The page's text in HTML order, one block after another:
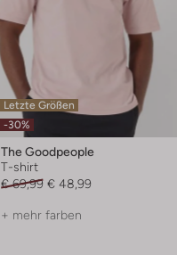
Letzte Größen
-30%
The Goodpeople
T-shirt
€ 69,99 € 48,99
+ mehr farben